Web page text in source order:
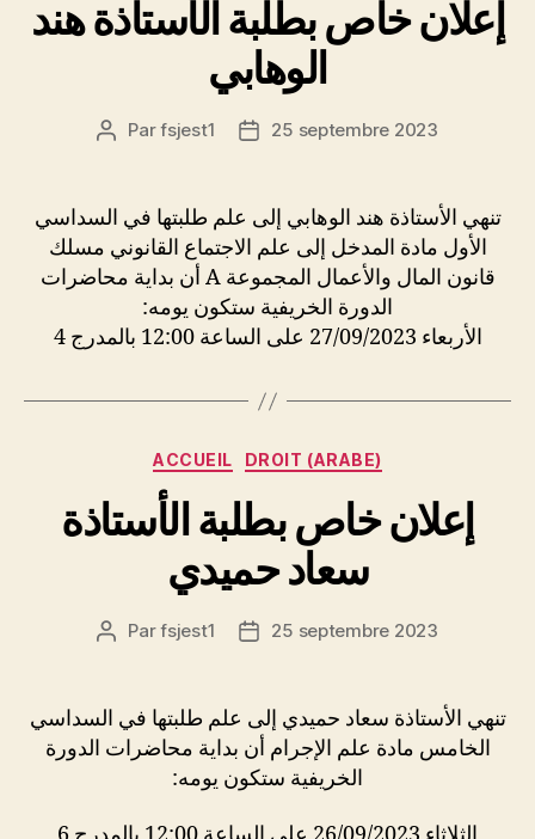
إعلان خاص بطلبة الأستاذة هند
الوهابي
Auteur
Parfsjest1
Date25 septembre 2023
تنهي الأستاذة هند الوهابي إلى علم طلبتها في السداسي
الأول مادة المدخل إلى علم الاجتماع القانوني مسلك
قانون المال والأعمال المجموعة A أن بداية محاضرات
الدورة الخريفية ستكون يومه:
الأربعاء 27/09/2023 على الساعة 12:00 بالمدرج 4
Catégories
ACCUEIL DROIT (ARABE)
إعلان خاص بطلبة الأستاذة
سعاد حميدي
Auteur
Parfsjest1
Date25 septembre 2023
تنهي الأستاذة سعاد حميدي إلى علم طلبتها في السداسي
الخامس مادة علم الإجرام أن بداية محاضرات الدورة
الخريفية ستكون يومه: